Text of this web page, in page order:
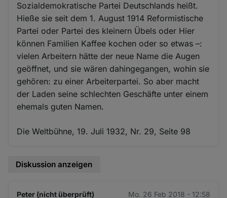
Sozialdemokratische Partei Deutschlands heißt.
Hieße sie seit dem 1. August 1914 Reformistische
Partei oder Partei des kleinern Übels oder Hier
können Familien Kaffee kochen oder so etwas –:
vielen Arbeitern hätte der neue Name die Augen
geöffnet, und sie wären dahingegangen, wohin sie
gehören: zu einer Arbeiterpartei. So aber macht
der Laden seine schlechten Geschäfte unter einem
ehemals guten Namen.
Die Weltbühne, 19. Juli 1932, Nr. 29, Seite 98
Diskussion anzeigen
Peter (nicht überprüft) Mo. 26 Feb 2018 - 12:58